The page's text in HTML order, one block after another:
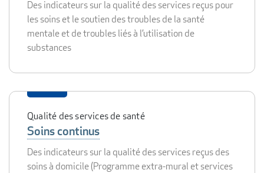
Des indicateurs sur la qualité des services reçus pour
les soins et le soutien des troubles de la santé
mentale et de troubles liés à l’utilisation de
substances
Qualité des services de santé
Soins continus
Des indicateurs sur la qualité des services reçus des
soins à domicile (Programme extra-mural et services